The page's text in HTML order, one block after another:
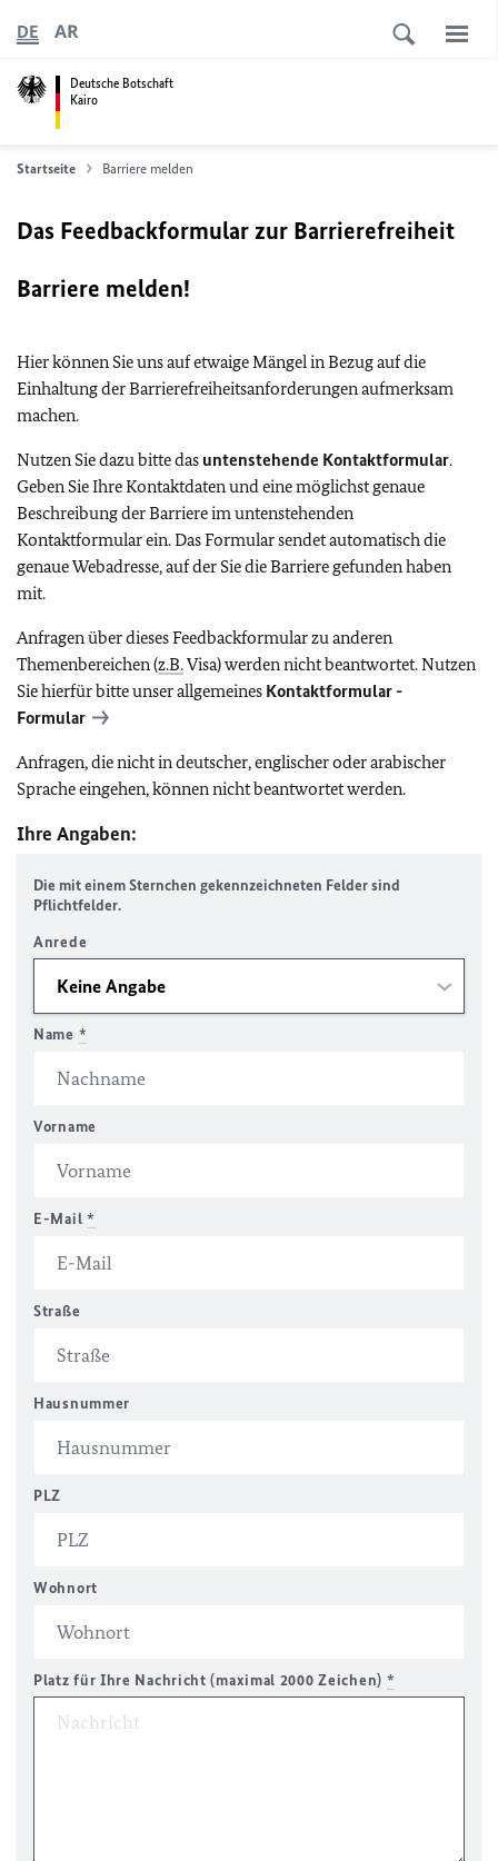
Deutsche Botschaft
Kairo
DE AR
Startseite Barriere melden
Das Feedbackformular zur Barrierefreiheit
Barriere melden!
Hier können Sie uns auf etwaige Mängel in Bezug auf die
Einhaltung der Barrierefreiheitsanforderungen aufmerksam
machen.
Nutzen Sie dazu bitte das untenstehende Kontaktformular.
Geben Sie Ihre Kontaktdaten und eine möglichst genaue
Beschreibung der Barriere im untenstehenden
Kontaktformular ein. Das Formular sendet automatisch die
genaue Webadresse, auf der Sie die Barriere gefunden haben
mit.
Anfragen über dieses Feedbackformular zu anderen
Themenbereichen (z.B.Visa) werden nicht beantwortet. Nutzen
Sie hierfür bitte unser allgemeines Kontaktformular -
Formular
Anfragen, die nicht in deutscher, englischer oder arabischer
Sprache eingehen, können nicht beantwortet werden.
Ihre Angaben:
Die mit einem Sternchen gekennzeichneten Felder sind
Pflichtfelder.
Anrede
Name *
Vorname
E-Mail *
Straße
Hausnummer
PLZ
Wohnort
Platz für Ihre Nachricht (maximal 2000 Zeichen) *